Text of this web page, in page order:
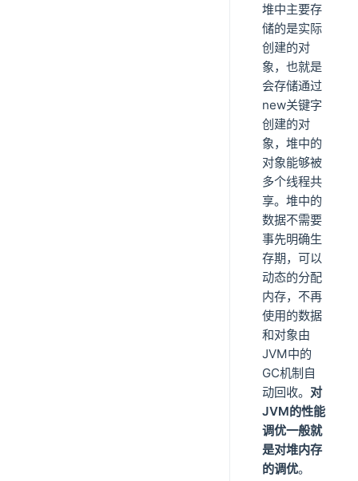
堆中主要存
储的是实际
创建的对
象，也就是
会存储通过
new关键字
创建的对
象，堆中的
对象能够被
多个线程共
享。堆中的
数据不需要
事先明确生
存期，可以
动态的分配
内存，不再
使用的数据
和对象由
JVM中的
GC机制自
动回收。 对
JVM的性能
调优一般就
是对堆内存
的调优。